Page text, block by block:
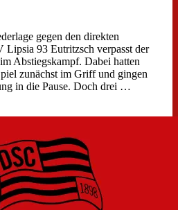
gegen den direkten
Lipsia 93 Eutritzsch verpasst der
Abstiegskampf. Dabei hatten
zunächst im Griff und gingen
in die Pause. Doch drei …